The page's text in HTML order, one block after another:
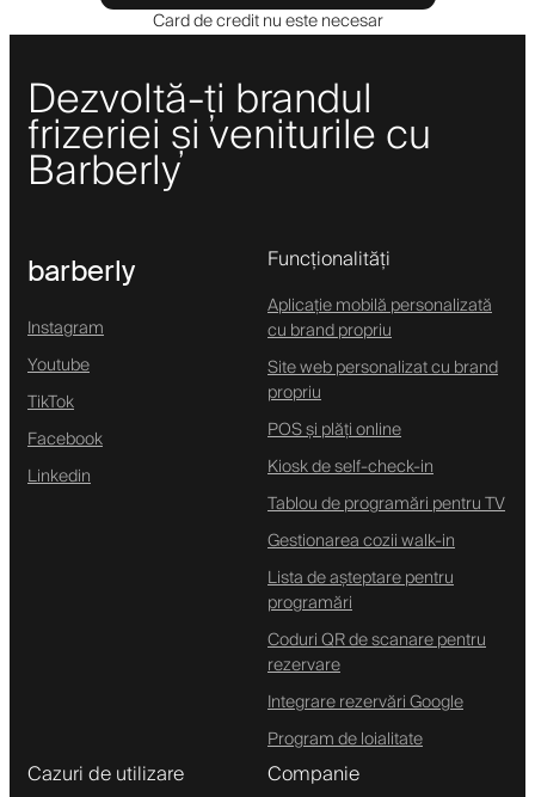
Card de credit nu este necesar
Dezvoltă-ți brandul
frizeriei și veniturile cu
Barberly
barberly
Instagram
Youtube
TikTok
Facebook
Linkedin
Funcționalități
Aplicație mobilă personalizată
cu brand propriu
Site web personalizat cu brand
propriu
POS și plăți online
Kiosk de self-check-in
Tablou de programări pentru TV
Gestionarea cozii walk-in
Lista de așteptare pentru
programări
Coduri QR de scanare pentru
rezervare
Integrare rezervări Google
Program de loialitate
Cazuri de utilizare Companie